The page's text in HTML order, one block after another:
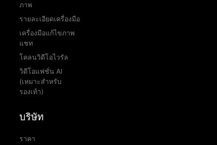
ภาพ
รายละเอียดเครื่องมือ
เครื่องมือแก้ไขภาพ
แชท
โคลนวิดีโอไวรัล
วิดีโอแฟชั่น AI
(เหมาะสำหรับ
รองเท้า)
บริษัท
ราคา